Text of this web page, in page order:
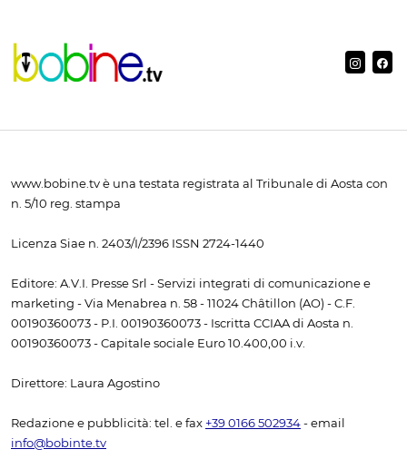
www.bobine.tv è una testata registrata al Tribunale di Aosta con
n. 5/10 reg. stampa
Licenza Siae n. 2403/I/2396 ISSN 2724-1440
Editore: A.V.I. Presse Srl - Servizi integrati di comunicazione e
marketing - Via Menabrea n. 58 - 11024 Châtillon (AO) - C.F.
00190360073 - P.I. 00190360073 - Iscritta CCIAA di Aosta n.
00190360073 - Capitale sociale Euro 10.400,00 i.v.
Direttore: Laura Agostino
Redazione e pubblicità: tel. e fax +39 0166 502934 - email
info@bobinte.tv